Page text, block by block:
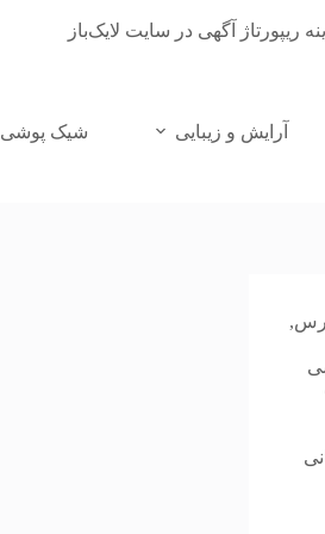
ریپورتاژ آگهی در سایت لایک‌باز
آرایش و زیبایی شیک پوشی
,